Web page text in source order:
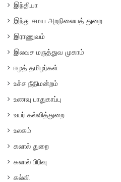
இந்தியா
இந்து சமய அறநிலையத் துறை
இராணுவம்
இலவச மருத்துவ முகாம்
ஈழத் தமிழர்கள்
உச்ச நீதிமன்றம்
உணவு பாதுகாப்பு
உயர் கல்வித்துறை
உலகம்
கலால் துறை
கலால் பிரிவு
கல்வி